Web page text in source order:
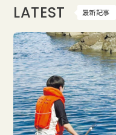
LATEST 最新記事